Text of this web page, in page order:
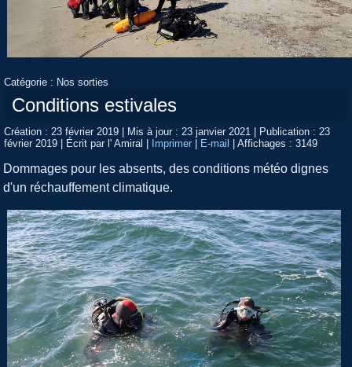
Catégorie : Nos sorties
Conditions estivales
Création : 23 février 2019 | Mis à jour : 23 janvier 2021 | Publication : 23
février 2019 | Écrit par l' Amiral | Imprimer | E-mail |Affichages : 3149
Dommages pour les absents, des conditions météo dignes
d'un réchauffement climatique.